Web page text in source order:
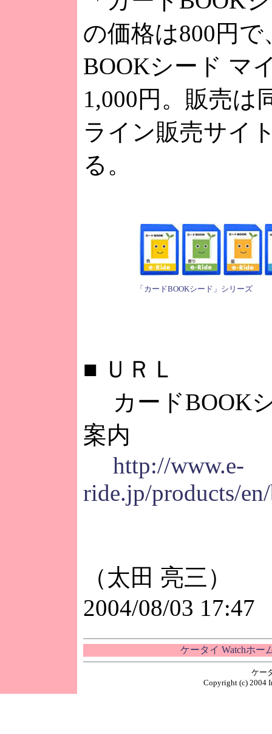
の価格は800円
BOOKシード マ
1,000円。販売は
ライン販売サイ
る。
「カードBOOKシード」シリーズ
■ ＵＲＬ
カードBOOK
案内
http://www.e-
ride.jp/products/
（太田 亮三）
2004/08/03 17:47
ケータイ Watchホー
ケー
Copyright (c) 2004